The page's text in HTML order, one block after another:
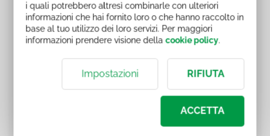
evitare di mettere a repentaglio la salute e la sicurezza.
I rischi di queste attività possono essere numerosi: rischio
manuale di carichi, esposizione alle polveri, eccessi climatici,
Il corso analizza tutte le attività principali del settore quali:
i quali potrebbero altresì combinarle con ulteriori
informazioni che hai fornito loro o che hanno raccolto in
base al tuo utilizzo dei loro servizi. Per maggiori
informazioni prendere visione dellacookie policy.
Impostazioni RIFIUTA
ACCETTA